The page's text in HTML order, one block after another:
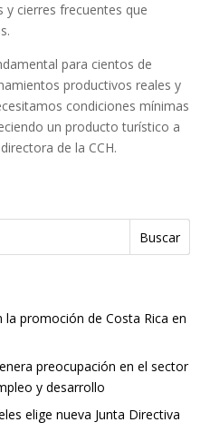
y cierres frecuentes que
para cientos de
productivos reales y
condiciones mínimas
un producto turístico a
de la CCH.
la promoción de Costa Rica en
preocupación en el sector
y desarrollo
elige nueva Junta Directiva